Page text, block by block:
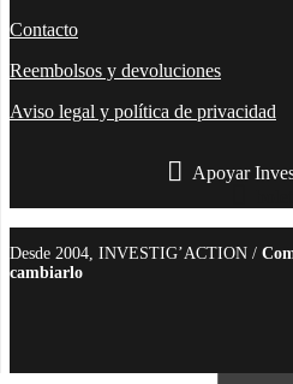
Contacto
Reembolsos y devoluciones
Aviso legal y política de privacidad
Apoyar
Desde 2004, INVESTIG’ACTION /
cambiarlo